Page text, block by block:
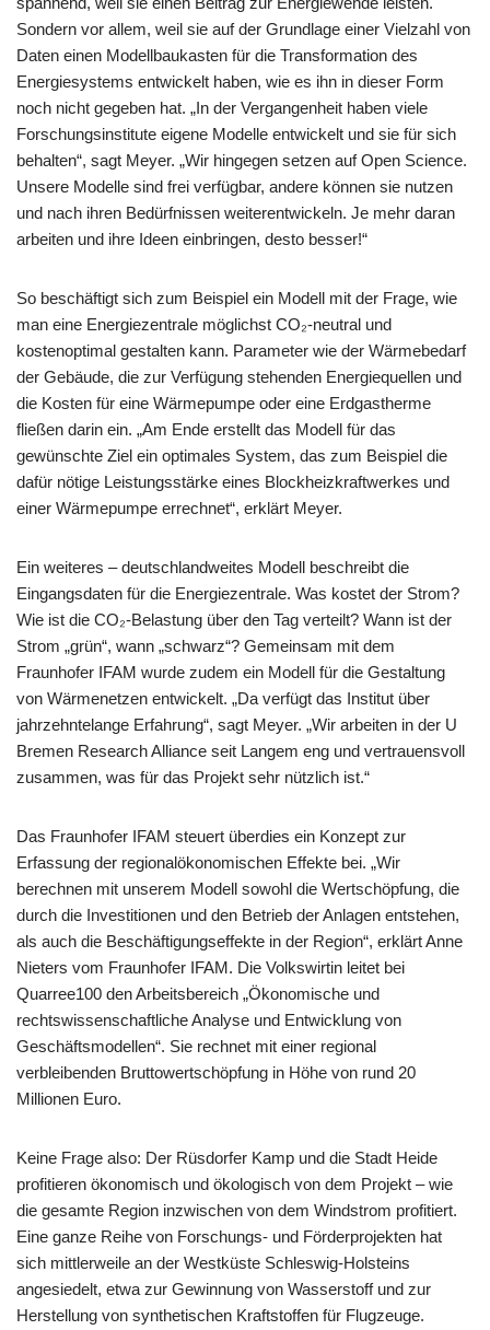
Sondern vor allem, weil sie auf der Grundlage einer Vielzahl von
Daten einen Modellbaukasten für die Transformation des
Energiesystems entwickelt haben, wie es ihn in dieser Form
noch nicht gegeben hat. „In der Vergangenheit haben viele
Forschungsinstitute eigene Modelle entwickelt und sie für sich
behalten“, sagt Meyer. „Wir hingegen setzen auf Open Science.
Unsere Modelle sind frei verfügbar, andere können sie nutzen
und nach ihren Bedürfnissen weiterentwickeln. Je mehr daran
arbeiten und ihre Ideen einbringen, desto besser!“
So beschäftigt sich zum Beispiel ein Modell mit der Frage, wie
man eine Energiezentrale möglichst CO₂-neutral und
kostenoptimal gestalten kann. Parameter wie der Wärmebedarf
der Gebäude, die zur Verfügung stehenden Energiequellen und
die Kosten für eine Wärmepumpe oder eine Erdgastherme
fließen darin ein. „Am Ende erstellt das Modell für das
gewünschte Ziel ein optimales System, das zum Beispiel die
dafür nötige Leistungsstärke eines Blockheizkraftwerkes und
einer Wärmepumpe errechnet“, erklärt Meyer.
Ein weiteres – deutschlandweites Modell beschreibt die
Eingangsdaten für die Energiezentrale. Was kostet der Strom?
Wie ist die CO₂-Belastung über den Tag verteilt? Wann ist der
Strom „grün“, wann „schwarz“? Gemeinsam mit dem
Fraunhofer IFAM wurde zudem ein Modell für die Gestaltung
von Wärmenetzen entwickelt. „Da verfügt das Institut über
jahrzehntelange Erfahrung“, sagt Meyer. „Wir arbeiten in der U
Bremen Research Alliance seit Langem eng und vertrauensvoll
zusammen, was für das Projekt sehr nützlich ist.“
Das Fraunhofer IFAM steuert überdies ein Konzept zur
Erfassung der regionalökonomischen Effekte bei. „Wir
berechnen mit unserem Modell sowohl die Wertschöpfung, die
durch die Investitionen und den Betrieb der Anlagen entstehen,
als auch die Beschäftigungseffekte in der Region“, erklärt Anne
Nieters vom Fraunhofer IFAM. Die Volkswirtin leitet bei
Quarree100 den Arbeitsbereich „Ökonomische und
rechtswissenschaftliche Analyse und Entwicklung von
Geschäftsmodellen“. Sie rechnet mit einer regional
verbleibenden Bruttowertschöpfung in Höhe von rund 20
Millionen Euro.
Keine Frage also: Der Rüsdorfer Kamp und die Stadt Heide
profitieren ökonomisch und ökologisch von dem Projekt – wie
die gesamte Region inzwischen von dem Windstrom profitiert.
Eine ganze Reihe von Forschungs- und Förderprojekten hat
sich mittlerweile an der Westküste Schleswig-Holsteins
angesiedelt, etwa zur Gewinnung von Wasserstoff und zur
Herstellung von synthetischen Kraftstoffen für Flugzeuge.